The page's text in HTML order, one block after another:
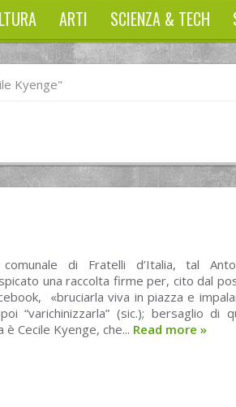
ARTI SCIENZA & TECH
Kyenge"
di Fratelli d’Italia, tal
una raccolta firme per, cito dal
«bruciarla viva in piazza e
“varichinizzarla” (sic.); bersaglio di
Cecile Kyenge, che... Read more »